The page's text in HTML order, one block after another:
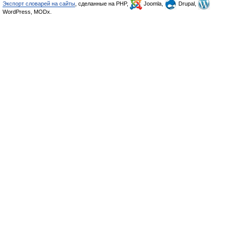
Экспорт словарей на сайты , сделанные на PHP, Joomla,
Drupal,
WordPress, MODx.